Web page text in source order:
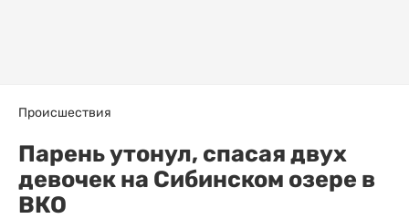
Происшествия
Парень утонул, спасая двух
девочек на Сибинском озере в
ВКО